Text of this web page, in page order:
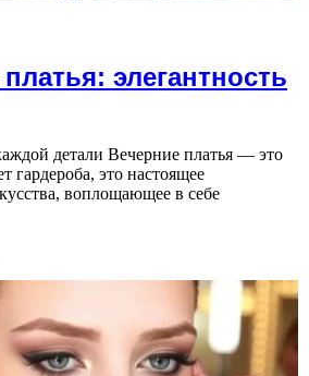
элегантность
детали Вечерние платья — это
гардероба, это настоящее
воплощающее в себе